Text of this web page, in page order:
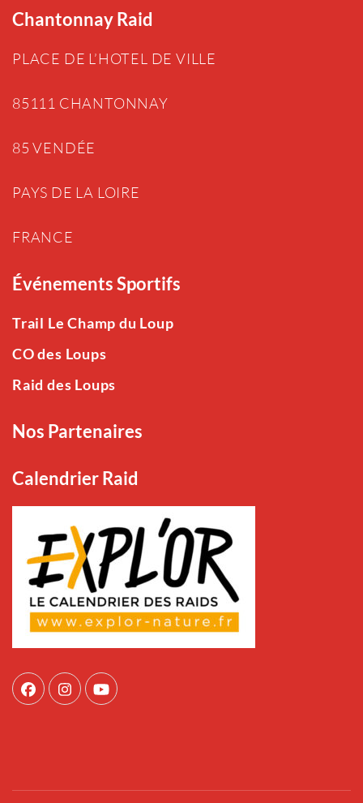
Chantonnay Raid
PLACE DE L’HOTEL DE VILLE
85111 CHANTONNAY
85 VENDÉE
PAYS DE LA LOIRE
FRANCE
Événements Sportifs
Trail Le Champ du Loup
CO des Loups
Raid des Loups
Nos Partenaires
Calendrier Raid